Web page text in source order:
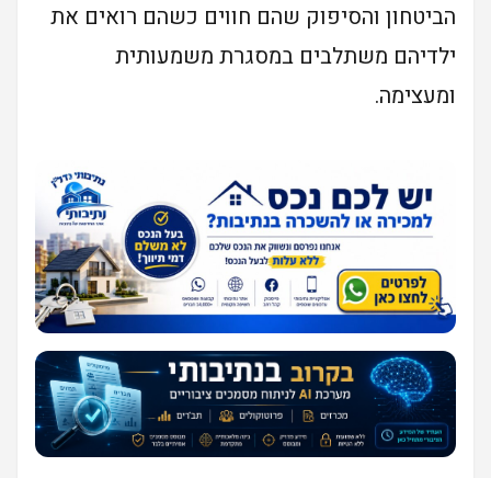
הביטחון והסיפוק שהם חווים כשהם רואים את
ילדיהם משתלבים במסגרת משמעותית
ומעצימה.